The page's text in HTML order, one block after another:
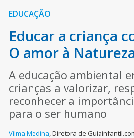
EDUCAÇÃO
Educar a criança
O amor à Natureza
A educação ambiental
crianças a valorizar,
reconhecer a
para o ser humano
Vilma Medina,Diretora de